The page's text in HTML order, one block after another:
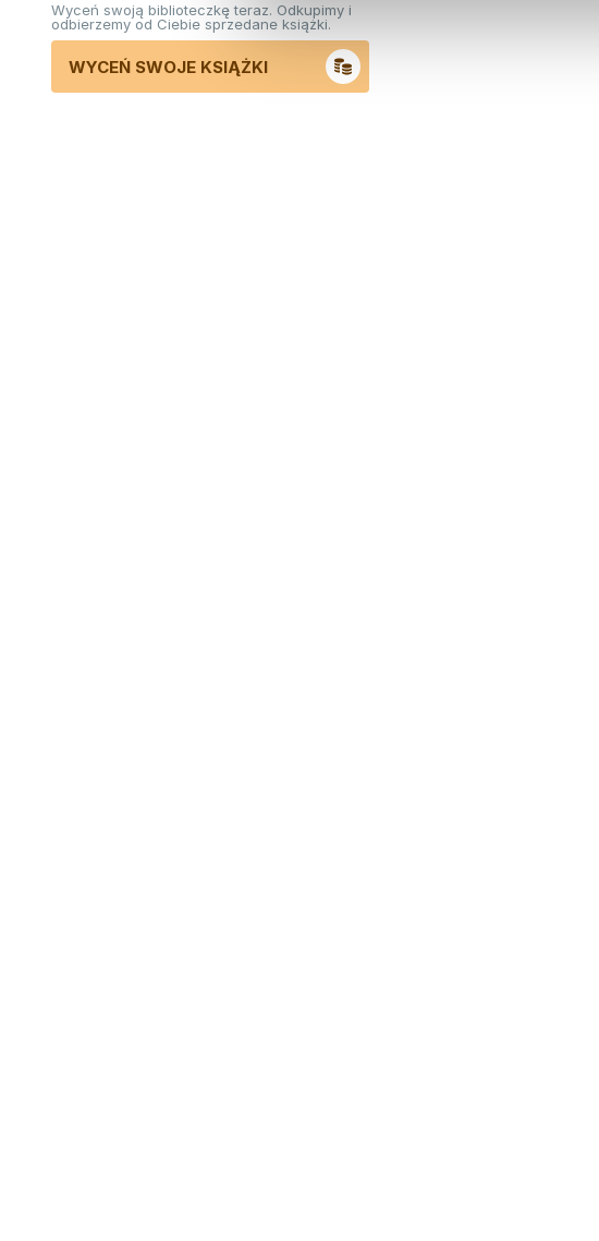
Wyceń swoją biblioteczkę teraz. Odkupimy i
odbierzemy od Ciebie sprzedane książki.
WYCEŃ SWOJE KSIĄŻKI